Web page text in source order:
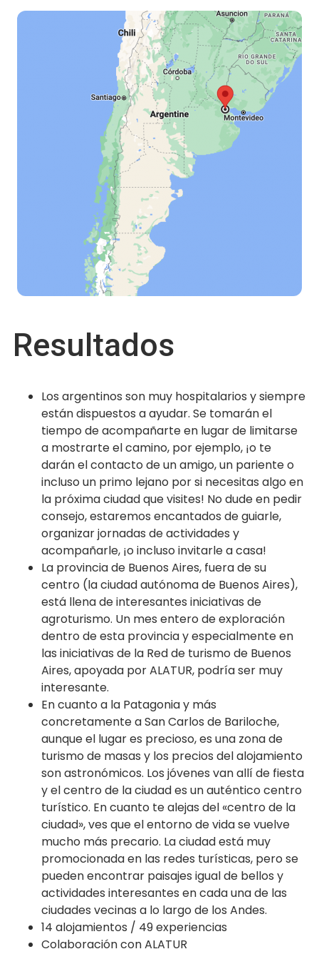
Resultados
Los argentinos son muy hospitalarios y siempre
están dispuestos a ayudar. Se tomarán el
tiempo de acompañarte en lugar de limitarse
a mostrarte el camino, por ejemplo, ¡o te
darán el contacto de un amigo, un pariente o
incluso un primo lejano por si necesitas algo en
la próxima ciudad que visites! No dude en pedir
consejo, estaremos encantados de guiarle,
organizar jornadas de actividades y
acompañarle, ¡o incluso invitarle a casa!
La provincia de Buenos Aires, fuera de su
centro (la ciudad autónoma de Buenos Aires),
está llena de interesantes iniciativas de
agroturismo. Un mes entero de exploración
dentro de esta provincia y especialmente en
las iniciativas de la Red de turismo de Buenos
Aires, apoyada por ALATUR, podría ser muy
interesante.
En cuanto a la Patagonia y más
concretamente a San Carlos de Bariloche,
aunque el lugar es precioso, es una zona de
turismo de masas y los precios del alojamiento
son astronómicos. Los jóvenes van allí de fiesta
y el centro de la ciudad es un auténtico centro
turístico. En cuanto te alejas del «centro de la
ciudad», ves que el entorno de vida se vuelve
mucho más precario. La ciudad está muy
promocionada en las redes turísticas, pero se
pueden encontrar paisajes igual de bellos y
actividades interesantes en cada una de las
ciudades vecinas a lo largo de los Andes.
14 alojamientos / 49 experiencias
Colaboración con ALATUR